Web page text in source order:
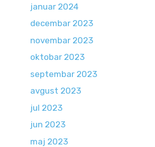
januar 2024
decembar 2023
novembar 2023
oktobar 2023
septembar 2023
avgust 2023
jul 2023
jun 2023
maj 2023